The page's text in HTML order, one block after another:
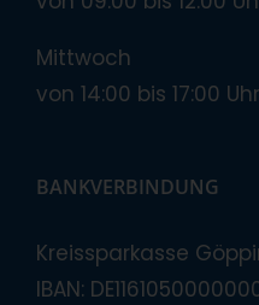
Mittwoch
von 14:00 bis 17:00 Uhr
BANKVERBINDUNG
Kreissparkasse
IBAN: